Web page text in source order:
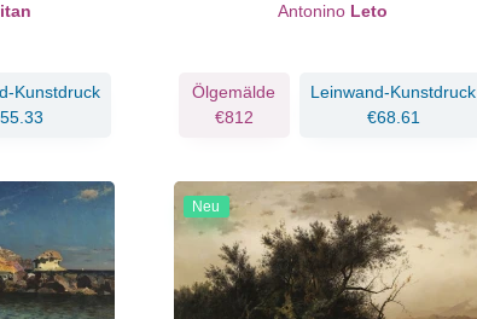
Kunstdruck
Antonino Leto
Ölgemälde
€812
Leinwand-Kunstdruck
€68.61
Neu